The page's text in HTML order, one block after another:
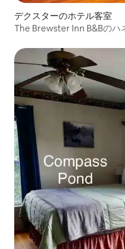
デクスターのホテル客室
The Brewster Inn B&Bのハ